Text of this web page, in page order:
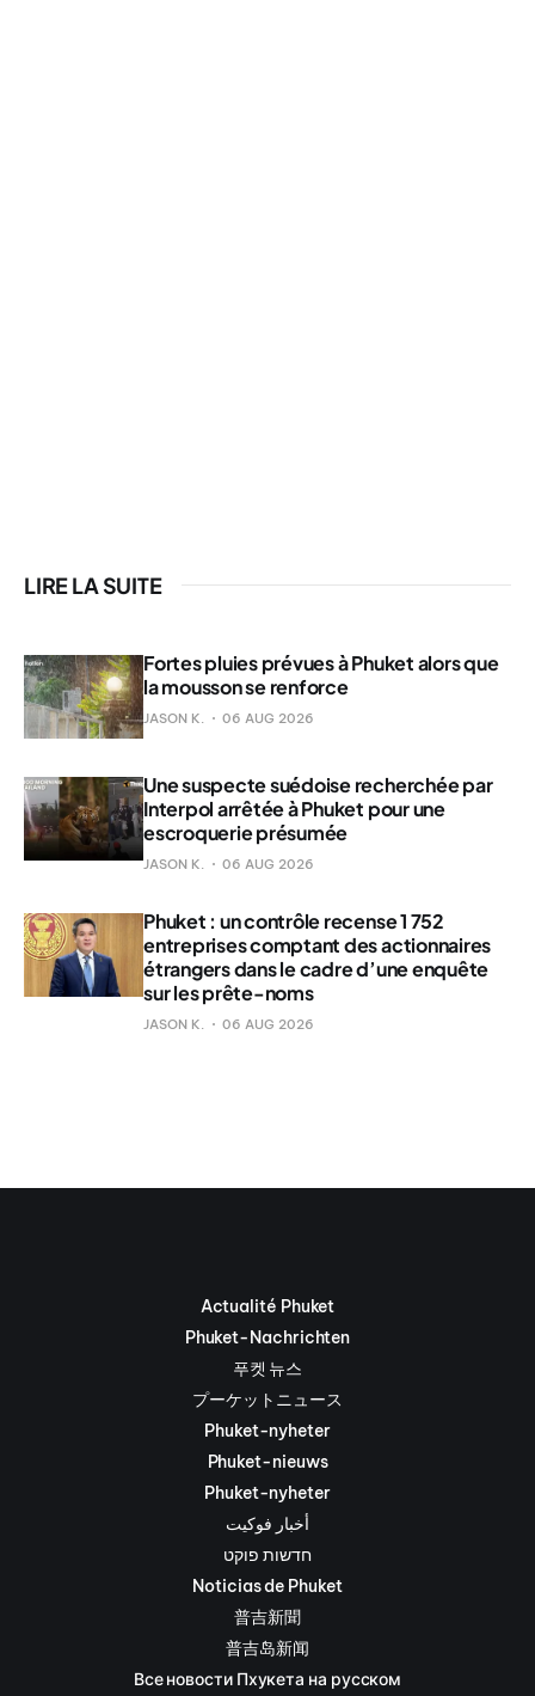
LIRE LA SUITE
Fortes pluies prévues à Phuket alors que
la mousson se renforce
JASON K. 06 AUG 2026
Une suspecte suédoise recherchée par
Interpol arrêtée à Phuket pour une
escroquerie présumée
JASON K. 06 AUG 2026
Phuket : un contrôle recense 1 752
entreprises comptant des actionnaires
étrangers dans le cadre d’une enquête
sur les prête-noms
JASON K. 06 AUG 2026
Actualité Phuket
Phuket-Nachrichten
푸켓 뉴스
プーケットニュース
Phuket-nyheter
Phuket-nieuws
Phuket-nyheter
أخبار فوكيت
חדשות פוקט
Noticias de Phuket
普吉新聞
普吉岛新闻
Все новости Пхукета на русском